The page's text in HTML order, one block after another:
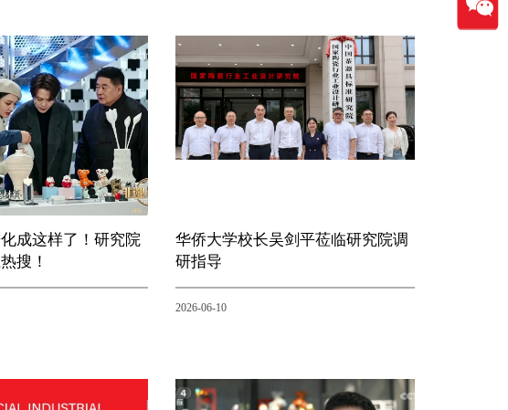
成这样了！研究院
搜！
华侨大学校长吴剑平莅临研究院调
研指导
2026-06-10